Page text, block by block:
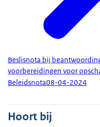
Beslisnota bij
voorbereidingen voor
Beleidsnota08-04-2024
Hoort bij